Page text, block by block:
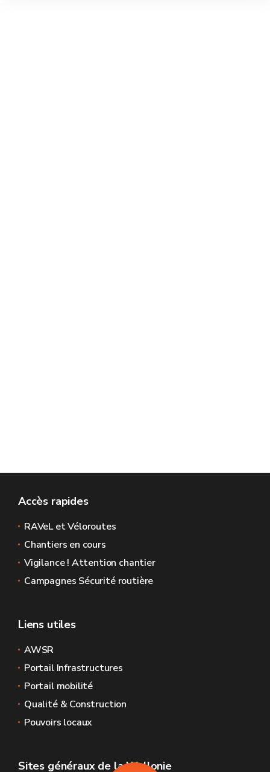
Accès rapides
RAVeL et Véloroutes
Chantiers en cours
Vigilance ! Attention chantier
Campagnes Sécurité routière
Liens utiles
AWSR
Portail Infrastructures
Portail mobilité
Qualité & Construction
Pouvoirs locaux
Sites généraux de la Wallonie